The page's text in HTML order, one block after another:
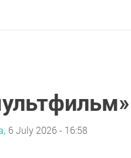
6 July 2026 - 16:58